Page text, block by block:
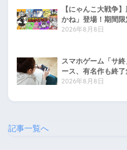
【にゃんこ大戦争
かね」登場！期間
2026年8月8日
スマホゲーム「サ
ース、有名作も終
2026年8月8日
記事一覧へ